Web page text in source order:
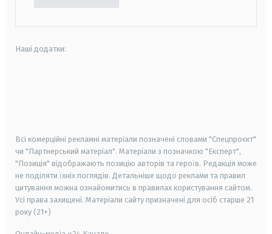
Наші додатки:
Всі комерційні рекламні матеріали позначені словами "Спецпроєкт"
чи "Партнерський матеріал". Матеріали з позначкою "Експерт",
"Позиція" відображають позицію авторів та героїв. Редакція може
не поділяти їхніх поглядів. Детальніше щодо реклами та правил
цитування можна ознайомитись в правилах користування сайтом.
Усі права захищені. Матеріали сайту призначені для осіб старше 21
року (21+)